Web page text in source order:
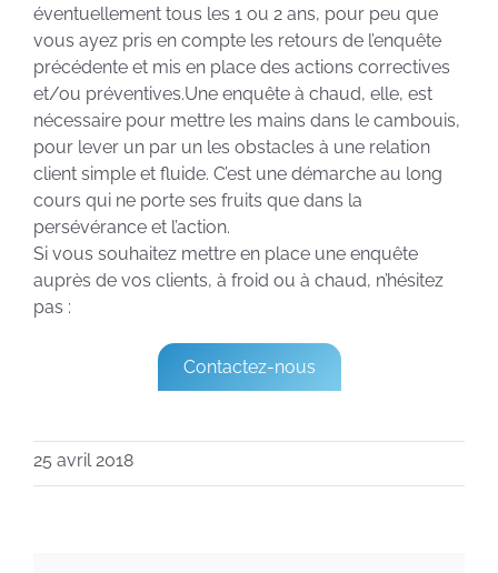
éventuellement tous les 1 ou 2 ans, pour peu que
vous ayez pris en compte les retours de l’enquête
précédente et mis en place des actions correctives
et/ou préventives.Une enquête à chaud, elle, est
nécessaire pour mettre les mains dans le cambouis,
pour lever un par un les obstacles à une relation
client simple et fluide. C’est une démarche au long
cours qui ne porte ses fruits que dans la
persévérance et l’action.
Si vous souhaitez mettre en place une enquête
auprès de vos clients, à froid ou à chaud, n’hésitez
pas :
Contactez-nous
25 avril 2018